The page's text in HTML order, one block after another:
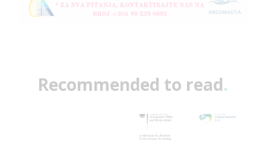
Recommended to read.